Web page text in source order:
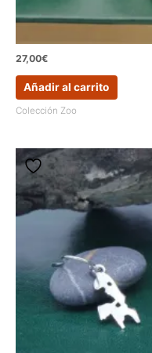
27,00€
Añadir al carrito
Colección Zoo